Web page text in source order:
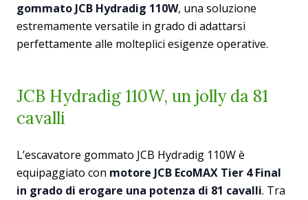
gommato JCB Hydradig 110W, una soluzione
estremamente versatile in grado di adattarsi
perfettamente alle molteplici esigenze operative.
JCB Hydradig 110W, un jolly da 81
cavalli
L’escavatore gommato JCB Hydradig 110W è
equipaggiato con motore JCB EcoMAX Tier 4 Final
in grado di erogare una potenza di 81 cavalli. Tra